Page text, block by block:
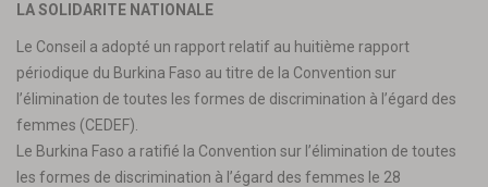
LA SOLIDARITE NATIONALE
Le Conseil a adopté un rapport relatif au huitième rapport
périodique du Burkina Faso au titre de la Convention sur
l’élimination de toutes les formes de discrimination à l’égard des
femmes (CEDEF).
Le Burkina Faso a ratifié la Convention sur l’élimination de toutes
les formes de discrimination à l’égard des femmes le 28